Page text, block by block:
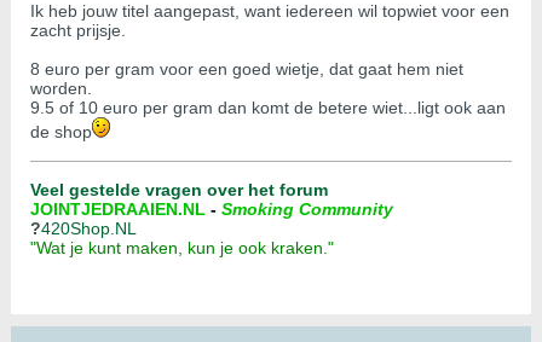
Ik heb jouw titel aangepast, want iedereen wil topwiet voor een
zacht prijsje.
8 euro per gram voor een goed wietje, dat gaat hem niet
worden.
9.5 of 10 euro per gram dan komt de betere wiet...ligt ook aan
de shop
Veel gestelde vragen over het forum
JOINTJEDRAAIEN.NL - Smoking Community
?420Shop.NL
"Wat je kunt maken, kun je ook kraken."